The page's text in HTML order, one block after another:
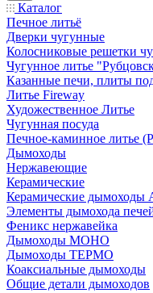
Каталог
Печное литьё
Дверки чугунные
Колосниковые решетки
Чугунное литье
Казанные печи, плиты
Литье Fireway
Художественное Литье
Чугунная посуда
Печное-каминное литье
Дымоходы
Нержавеющие
Керамические
Керамические дымоходы
Элементы дымохода
Феникс нержавейка
Дымоходы МОНО
Дымоходы ТЕРМО
Коаксиальные дымоходы
Общие детали дымоходов